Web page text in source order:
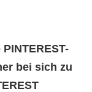
bei sich zu